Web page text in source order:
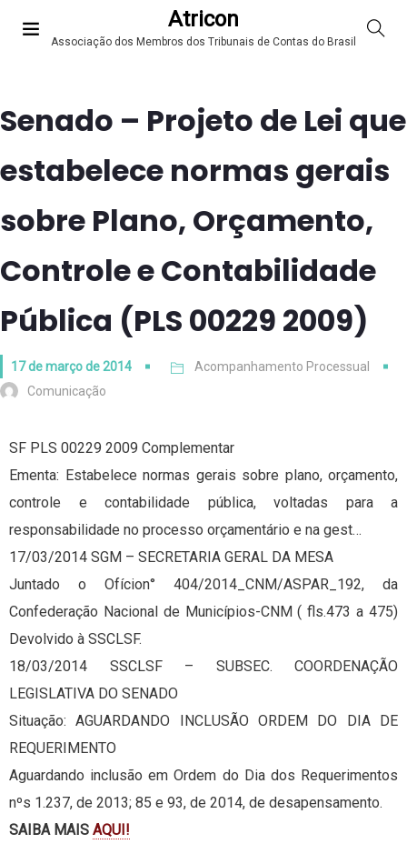
Atricon
Associação dos Membros dos Tribunais de Contas do Brasil
Senado – Projeto de Lei que
estabelece normas gerais
sobre Plano, Orçamento,
Controle e Contabilidade
Pública (PLS 00229 2009)
17 de março de 2014
Acompanhamento Processual
Comunicação
SF PLS 00229 2009 Complementar
Ementa: Estabelece normas gerais sobre plano, orçamento,
controle e contabilidade pública, voltadas para a
responsabilidade no processo orçamentário e na gest…
17/03/2014 SGM – SECRETARIA GERAL DA MESA
Juntado o Ofícion° 404/2014_CNM/ASPAR_192, da
Confederação Nacional de Municípios-CNM ( fls.473 a 475)
Devolvido à SSCLSF.
18/03/2014 SSCLSF – SUBSEC. COORDENAÇÃO
LEGISLATIVA DO SENADO
Situação: AGUARDANDO INCLUSÃO ORDEM DO DIA DE
REQUERIMENTO
Aguardando inclusão em Ordem do Dia dos Requerimentos
nºs 1.237, de 2013; 85 e 93, de 2014, de desapensamento.
SAIBA MAIS AQUI!